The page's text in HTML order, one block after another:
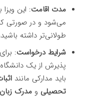
مدت اقامت: این
می‌شود و در صورتی
طولانی‌تر داشته
شرایط درخواست:
پذیرش از یک
باید مدارکی مانند
تحصیلی و مدرک